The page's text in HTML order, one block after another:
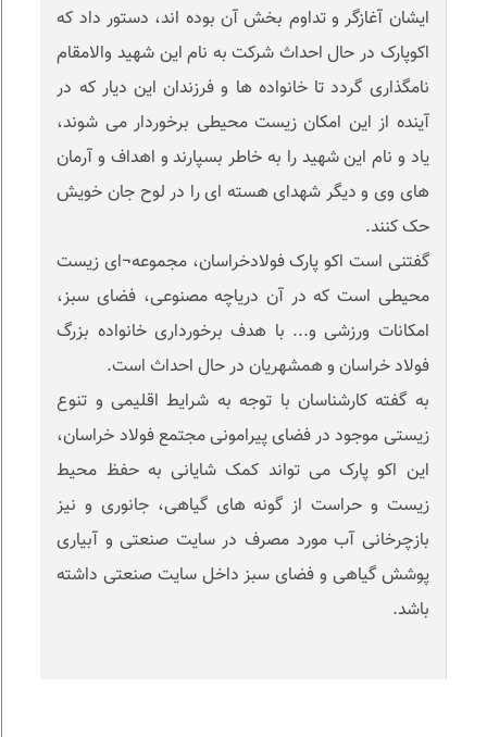
ایشان آغازگر و تداوم بخش آن بوده اند، دستور داد که
اکوپارک در حال احداث شرکت به نام این شهید والامقام
نامگذاری گردد تا خانواده ها و فرزندان این دیار که در
آینده از این امکان زیست محیطی برخوردار می شوند،
یاد و نام این شهید را به خاطر بسپارند و اهداف و آرمان
های وی و دیگر شهدای هسته ای را در لوح جان خویش
حک کنند.
گفتنی است اکو پارک فولادخراسان، مجموعه¬ای زیست
محیطی است که در آن دریاچه مصنوعی، فضای سبز،
امکانات ورزشی و... با هدف برخورداری خانواده بزرگ
فولاد خراسان و همشهریان در حال احداث است.
به گفته کارشناسان با توجه به شرایط اقلیمی و تنوع
زیستی موجود در فضای پیرامونی مجتمع فولاد خراسان،
این اکو پارک می تواند کمک شایانی به حفظ محیط
زیست و حراست از گونه های گیاهی، جانوری و نیز
بازچرخانی آب مورد مصرف در سایت صنعتی و آبیاری
پوشش گیاهی و فضای سبز داخل سایت صنعتی داشته
باشد.